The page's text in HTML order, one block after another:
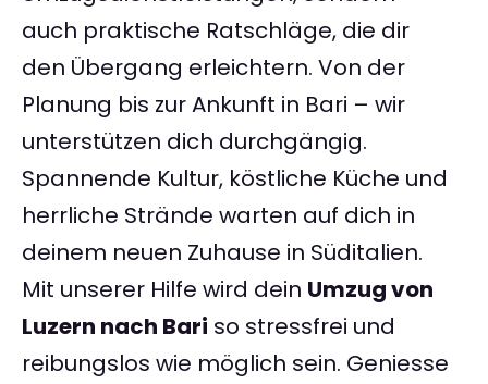
auch praktische Ratschläge, die dir
den Übergang erleichtern. Von der
Planung bis zur Ankunft in Bari – wir
unterstützen dich durchgängig.
Spannende Kultur, köstliche Küche und
herrliche Strände warten auf dich in
deinem neuen Zuhause in Süditalien.
Mit unserer Hilfe wird dein Umzug von
Luzern nach Bari so stressfrei und
reibungslos wie möglich sein. Geniesse